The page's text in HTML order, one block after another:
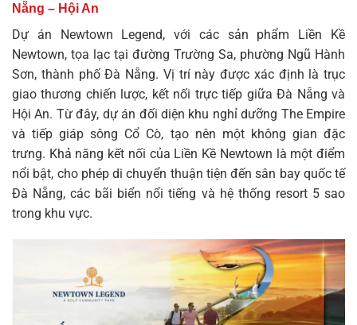
Nẵng – Hội An
Dự án Newtown Legend, với các sản phẩm Liền Kề
Newtown, tọa lạc tại đường Trường Sa, phường Ngũ Hành
Sơn, thành phố Đà Nẵng. Vị trí này được xác định là trục
giao thương chiến lược, kết nối trực tiếp giữa Đà Nẵng và
Hội An. Từ đây, dự án đối diện khu nghỉ dưỡng The Empire
và tiếp giáp sông Cổ Cò, tạo nên một không gian đặc
trưng. Khả năng kết nối của Liền Kề Newtown là một điểm
nổi bật, cho phép di chuyển thuận tiện đến sân bay quốc tế
Đà Nẵng, các bãi biển nổi tiếng và hệ thống resort 5 sao
trong khu vực.